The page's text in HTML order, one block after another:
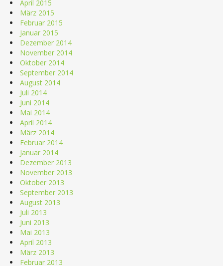
April 2015
März 2015
Februar 2015
Januar 2015
Dezember 2014
November 2014
Oktober 2014
September 2014
August 2014
Juli 2014
Juni 2014
Mai 2014
April 2014
März 2014
Februar 2014
Januar 2014
Dezember 2013
November 2013
Oktober 2013
September 2013
August 2013
Juli 2013
Juni 2013
Mai 2013
April 2013
März 2013
Februar 2013